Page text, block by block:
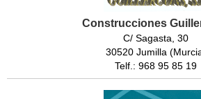
Construcciones
C/ Sagasta, 30
30520 Jumilla
Telf.: 968 95 85 19